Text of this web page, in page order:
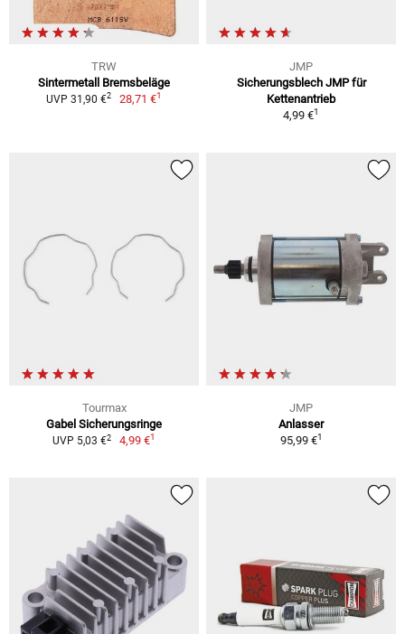
TRW
Sintermetall Bremsbeläge
UVP 31,90 €2 28,71 €1
JMP
Sicherungsblech JMP für
Kettenantrieb
4,99 €1
Tourmax
Gabel Sicherungsringe
UVP 5,03 €2 4,99 €1
JMP
Anlasser
95,99 €1